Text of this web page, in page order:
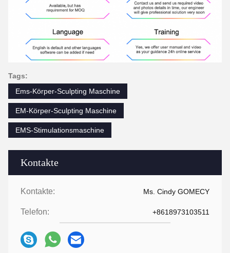
Kontakte
Kontakte: Ms. Cindy GOMECY
Telefon: +8618973103511
Tags:
Ems-Körper-Sculpting Maschine
EM-Körper-Sculpting Maschine
EMS-Stimulationsmaschine